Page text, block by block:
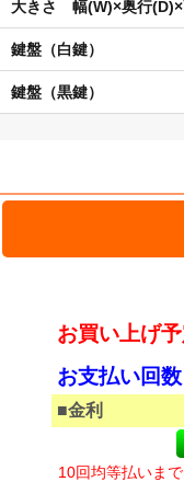
大きさ 幅(W)×奥行(D)×
鍵盤（白鍵）
鍵盤（黒鍵）
お買い上げ
お支払い回数
■金利
10回均等払いま